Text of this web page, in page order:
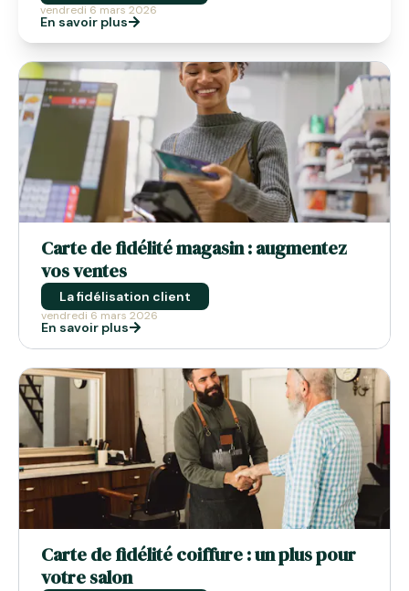
vendredi 6 mars 2026
En savoir plus
Carte de fidélité magasin : augmentez
vos ventes
La fidélisation client
vendredi 6 mars 2026
En savoir plus
Carte de fidélité coiffure : un plus pour
votre salon